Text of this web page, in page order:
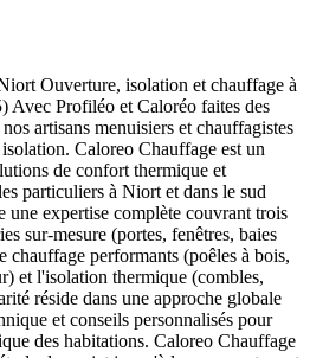
Ouverture, isolation et chauffage à
Avec Profiléo et Caloréo faites des
artisans menuisiers et chauffagistes
Caloreo Chauffage est un
de confort thermique et
particuliers à Niort et dans le sud
une expertise complète couvrant trois
sur-mesure (portes, fenêtres, baies
chauffage performants (poêles à bois,
et l'isolation thermique (combles,
réside dans une approche globale
et conseils personnalisés pour
des habitations. Caloreo Chauffage